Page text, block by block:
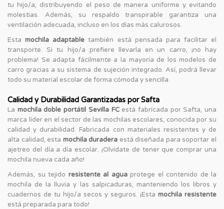
tu hijo/a, distribuyendo el peso de manera uniforme y evitando
molestias. Además, su respaldo transpirable garantiza una
ventilación adecuada, incluso en los días más calurosos.
Estamochila adaptable también está pensada para facilitar el
transporte. Si tu hijo/a prefiere llevarla en un carro, ¡no hay
problema! Se adapta fácilmente a la mayoría de los modelos de
carro gracias a su sistema de sujeción integrado. Así, podrá llevar
todo su material escolar de forma cómoda y sencilla.
Calidad y Durabilidad Garantizadas por Safta
La mochila doble portátil Sevilla FCestá fabricada por Safta, una
marca líder en el sector de las mochilas escolares, conocida por su
calidad y durabilidad. Fabricada con materiales resistentes y de
alta calidad, esta mochila duradera está diseñada para soportar el
ajetreo del día a día escolar. ¡Olvídate de tener que comprar una
mochila nueva cada año!
Además, su tejido resistente al aguaprotege el contenido de la
mochila de la lluvia y las salpicaduras, manteniendo los libros y
cuadernos de tu hijo/a secos y seguros. ¡Esta mochila resistente
está preparada para todo!